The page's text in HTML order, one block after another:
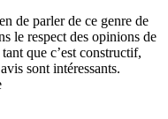
de parler de ce genre de
le respect des opinions de
tant que c’est constructif,
sont intéressants.